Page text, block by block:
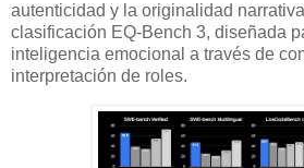
autenticidad y la originalidad
clasificación EQ-Bench 3, diseñada
inteligencia emocional a través de
interpretación de roles.